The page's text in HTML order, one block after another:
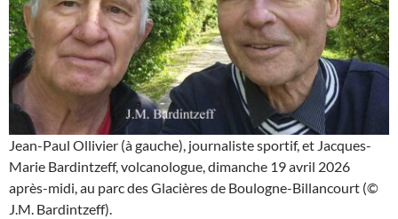
Jean-Paul Ollivier (à gauche), journaliste sportif, et Jacques-
Marie Bardintzeff, volcanologue, dimanche 19 avril 2026
après-midi, au parc des Glacières de Boulogne-Billancourt (©
J.M. Bardintzeff).